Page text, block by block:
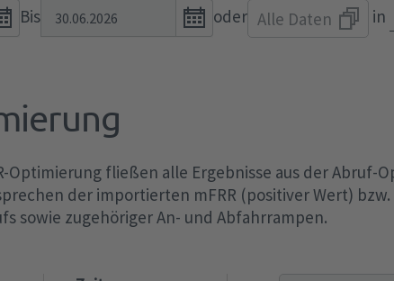
Bis
Open
the
oder Alle Daten in
Optimierung fließen alle Ergebnisse aus der Abruf-
der importierten mFRR (positiver Wert)
sowie zugehöriger An- und Abfahrrampen.